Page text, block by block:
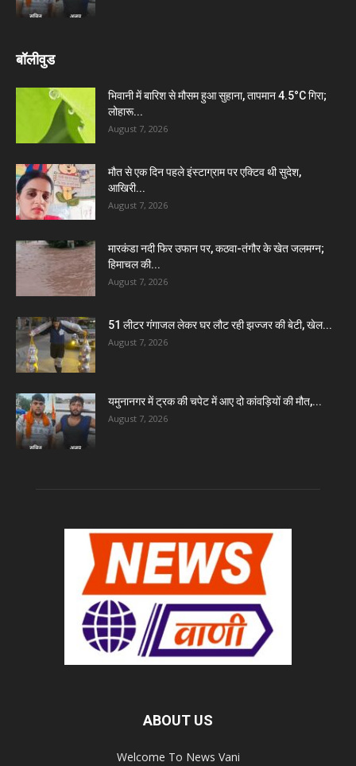
बॉलीवुड
भिवानी में बारिश से मौसम हुआ सुहाना, तापमान 4.5°C गिरा;
लोहारू...
August 7, 2026
मौत से एक दिन पहले इंस्टाग्राम पर एक्टिव थी सुदेश,
आखिरी...
August 7, 2026
मारकंडा नदी फिर उफान पर, कठवा-तंगौर के खेत जलमग्न;
हिमाचल की...
August 7, 2026
51 लीटर गंगाजल लेकर घर लौट रही झज्जर की बेटी, खेल...
August 7, 2026
यमुनानगर में ट्रक की चपेट में आए दो कांवड़ियों की मौत,...
August 7, 2026
ABOUT US
Welcome To News Vani